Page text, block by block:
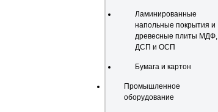
Ламинированные
напольные покрытия и
древесные плиты МДФ,
ДСП и ОСП
Бумага и картон
Промышленное
оборудование